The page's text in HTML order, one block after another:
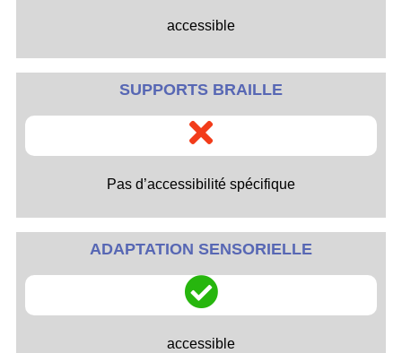
accessible
SUPPORTS BRAILLE
Pas d’accessibilité spécifique
ADAPTATION SENSORIELLE
accessible